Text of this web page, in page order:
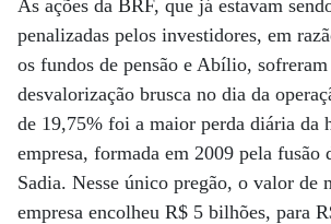
As ações da BRF, que já estavam
penalizadas pelos investidores, em
os fundos de pensão e Abílio, sofreram
desvalorização brusca no dia da
de 19,75% foi a maior perda diária da
empresa, formada em 2009 pela fusão
Sadia. Nesse único pregão, o valor de
empresa encolheu R$ 5 bilhões, para